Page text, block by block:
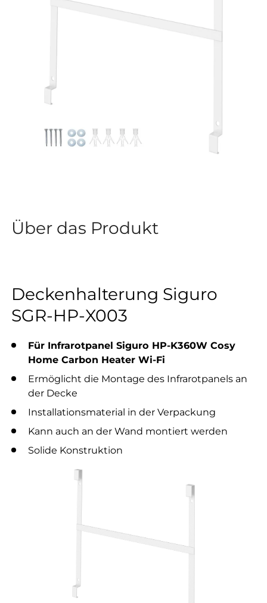
Über das Produkt
Deckenhalterung Siguro
SGR-HP-X003
Für Infrarotpanel Siguro HP-K360W Cosy
Home Carbon Heater Wi-Fi
Ermöglicht die Montage des Infrarotpanels an
der Decke
Installationsmaterial in der Verpackung
Kann auch an der Wand montiert werden
Solide Konstruktion